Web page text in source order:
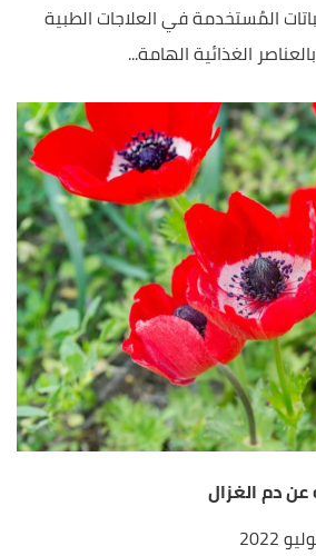
المُستخدمة في العلاجات الطبية
الغذائية الهامة...
دم الغزال